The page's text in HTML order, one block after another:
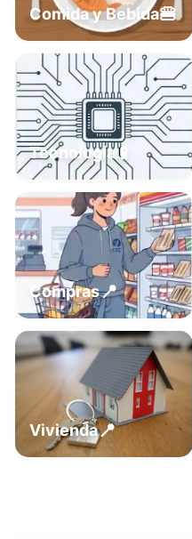
Comida y Bebida🍔
Tecnología📱
Compras📍
Vivienda📍